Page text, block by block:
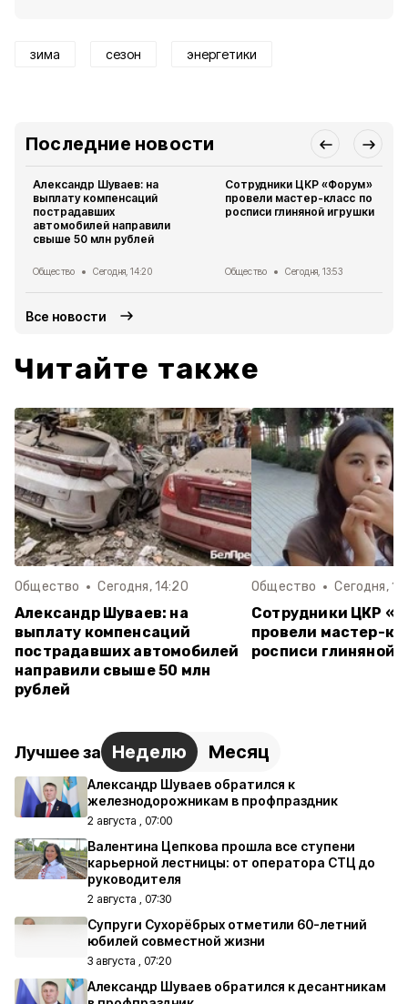
зима сезон энергетики
Последние новости
Александр Шуваев: на
выплату компенсаций
пострадавших
автомобилей направили
свыше 50 млн рублей
Общество Сегодня, 14:20
Сотрудники ЦКР «Форум»
провели мастер-класс по
росписи глиняной игрушки
Общество Сегодня, 13:53
Все новости
Читайте также
Общество Сегодня, 14:20
Александр Шуваев: на
выплату компенсаций
пострадавших автомобилей
направили свыше 50 млн
рублей
Общество Сегодня,
Сотрудники ЦКР
провели мастер-
росписи глиняной
Лучшее за Неделю Месяц
Александр Шуваев обратился к
железнодорожникам в профпраздник
2 августа , 07:00
Валентина Цепкова прошла все ступени
карьерной лестницы: от оператора СТЦ до
руководителя
2 августа , 07:30
Супруги Сухорёбрых отметили 60-летний
юбилей совместной жизни
3 августа , 07:20
Александр Шуваев обратился к десантникам